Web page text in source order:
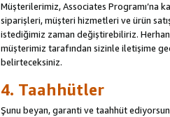
Müşterilerimiz, Associates Programı’na
siparişleri, müşteri hizmetleri ve ürün
istediğimiz zaman değiştirebiliriz.
müşterimiz tarafından sizinle iletişime
belirteceksiniz.
4. Taahhütler
Şunu beyan, garanti ve taahhüt